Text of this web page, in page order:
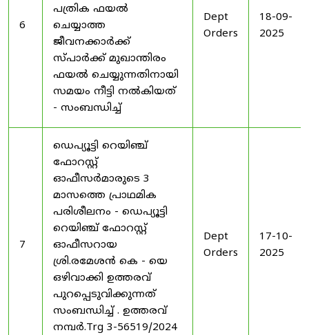
6
പത്രിക ഫയൽ
ചെയ്യാത്ത
ജീവനക്കാർക്ക്
സ്പാർക്ക് മുഖാന്തിരം
ഫയൽ ചെയ്യുന്നതിനായി
സമയം നീട്ടി നൽകിയത്
- സംബന്ധിച്ച്
Dept
Orders
18-09-
2025
7
ഡെപ്യൂട്ടി റെയിഞ്ച്
ഫോറസ്റ്റ്
ഓഫീസർമാരുടെ 3
മാസത്തെ പ്രാഥമിക
പരിശീലനം - ഡെപ്യൂട്ടി
റെയിഞ്ച് ഫോറസ്റ്റ്
ഓഫീസറായ
ശ്രി.രമേശൻ കെ - യെ
ഒഴിവാക്കി ഉത്തരവ്
പുറപ്പെടുവിക്കുന്നത്
സംബന്ധിച്ച് . ഉത്തരവ്
നമ്പർ.Trg 3-56519/2024
Dept
Orders
17-10-
2025